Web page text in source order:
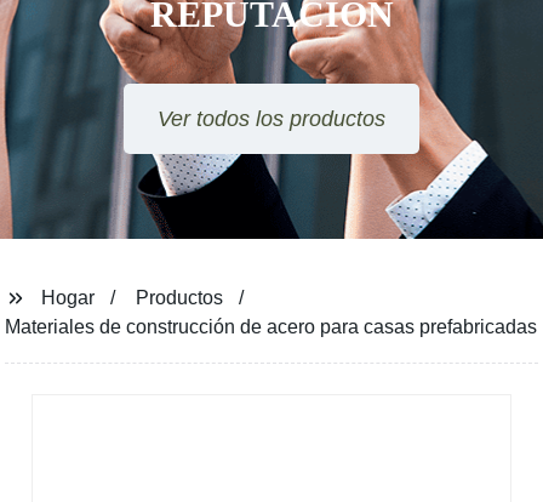
Hogar
Productos
Materiales de construcción de acero para casas prefabricadas